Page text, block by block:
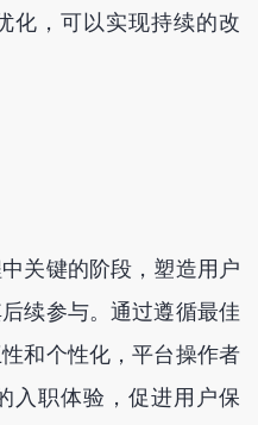
化，可以实现持续的改
关键的阶段，塑造用户
续参与。通过遵循最佳
和个性化，平台操作者
入职体验，促进用户保